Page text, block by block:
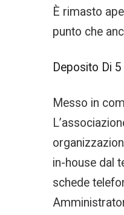
È rimasto
punto che
Deposito Di
Messo in
in-house dal
schede